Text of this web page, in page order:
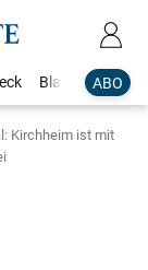
ABO
Blaulicht
Kirchheim ist mit